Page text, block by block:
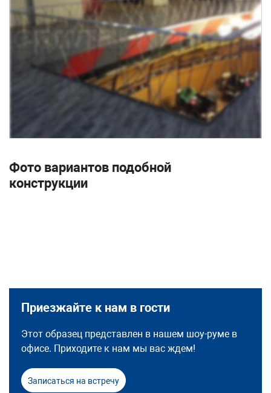
Фото вариантов подобной
конструкции
Приезжайте к нам в гости
Этот образец представлен в нашем шоу-руме в
офисе. Приходите к нам мы вас ждем!
Записаться на встречу